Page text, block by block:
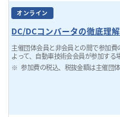
オンライン
DC/DCコンバータの徹底理
主催団体会員と非会員との間で参加費
よって、自動車技術会会員が参加する
参加費の税込、税抜金額は主催団